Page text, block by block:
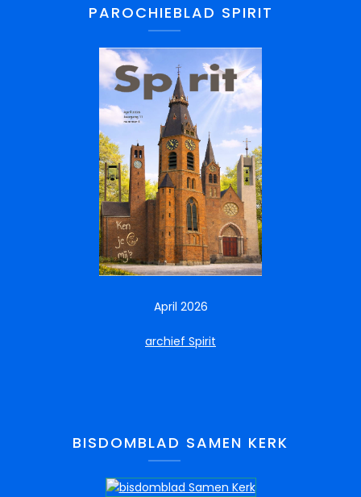
PAROCHIEBLAD SPIRIT
April 2026
archief Spirit
BISDOMBLAD SAMEN KERK